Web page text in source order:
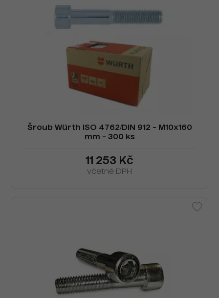
Šroub Würth ISO 4762/DIN 912 - M10x160
mm - 300 ks
11 253 Kč
včetně DPH